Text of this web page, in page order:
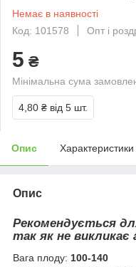
Немає в наявності
Код: 101578
Опт і
5 ₴
Мінімальна сума
4,80 ₴ від 5 шт.
Опис Характеристики
Опис
Рекомендується
так як не викликає
Вага плоду: 100-140